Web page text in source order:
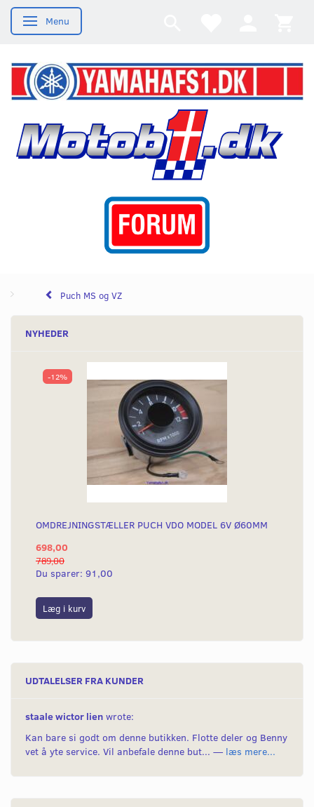
Skifte navigation
Menu
Puch MS og VZ
NYHEDER
-12%
OMDREJNINGSTÆLLER PUCH VDO MODEL 6V Ø60MM
698,00
789,00
Du sparer: 91,00
Læg i kurv
UDTALELSER FRA KUNDER
staale wictor lien wrote:
Kan bare si godt om denne butikken. Flotte deler og Benny
vet å yte service. Vil anbefale denne but... — læs mere...